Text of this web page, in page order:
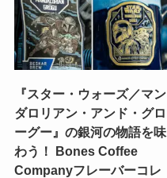
『スター・ウォーズ／マン
ダロリアン・アンド・グロ
ーグー』の銀河の物語を味
わう！ Bones Coffee
Companyフレーバーコレ